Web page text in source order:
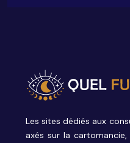
Les sites dédiés aux
axés sur la cartomancie,